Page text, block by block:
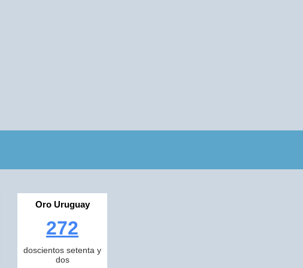
Oro Uruguay
272
doscientos setenta y
dos